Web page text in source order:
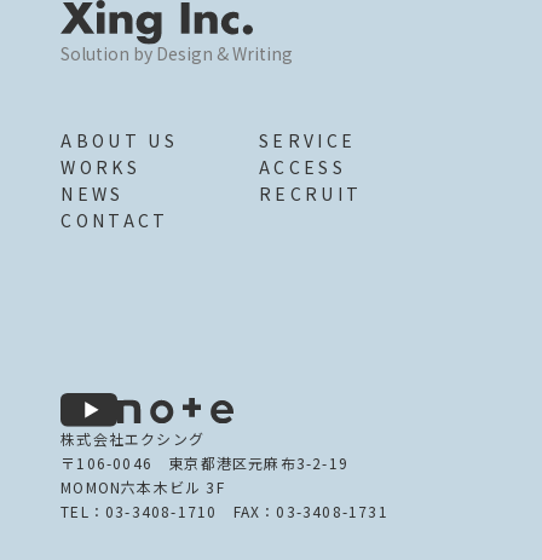
Solution by Design & Writing
ABOUT US
SERVICE
WORKS
ACCESS
NEWS
RECRUIT
CONTACT
株式会社エクシング
〒106-0046 東京都港区元麻布3-2-19
MOMON六本木ビル 3F
TEL：03-3408-1710 FAX：03-3408-1731